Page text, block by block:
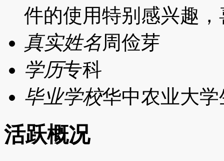
件的使用特别感兴趣
真实姓名周俭芽
学历专科
毕业学校华中农业大学
活跃概况